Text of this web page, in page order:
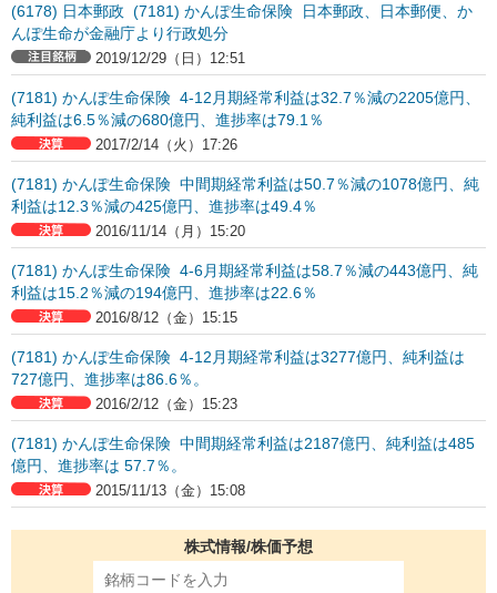
(6178) 日本郵政 (7181) かんぽ生命保険 日本郵政、日本郵便、か
んぽ生命が金融庁より行政処分
2019/12/29（日）12:51
(7181) かんぽ生命保険 4-12月期経常利益は32.7％減の2205億円、
純利益は6.5％減の680億円、進捗率は79.1％
2017/2/14（火）17:26
(7181) かんぽ生命保険 中間期経常利益は50.7％減の1078億円、純
利益は12.3％減の425億円、進捗率は49.4％
2016/11/14（月）15:20
(7181) かんぽ生命保険 4-6月期経常利益は58.7％減の443億円、純
利益は15.2％減の194億円、進捗率は22.6％
2016/8/12（金）15:15
(7181) かんぽ生命保険 4-12月期経常利益は3277億円、純利益は
727億円、進捗率は86.6％。
2016/2/12（金）15:23
(7181) かんぽ生命保険 中間期経常利益は2187億円、純利益は485
億円、進捗率は 57.7％。
2015/11/13（金）15:08
株式情報/株価予想